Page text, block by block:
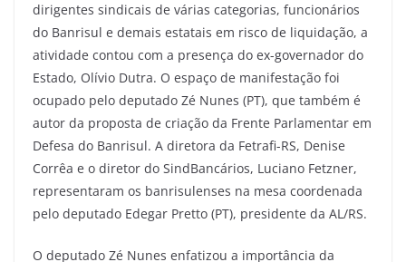
dirigentes sindicais de várias categorias, funcionários
do Banrisul e demais estatais em risco de liquidação, a
atividade contou com a presença do ex-governador do
Estado, Olívio Dutra. O espaço de manifestação foi
ocupado pelo deputado Zé Nunes (PT), que também é
autor da proposta de criação da Frente Parlamentar em
Defesa do Banrisul. A diretora da Fetrafi-RS, Denise
Corrêa e o diretor do SindBancários, Luciano Fetzner,
representaram os banrisulenses na mesa coordenada
pelo deputado Edegar Pretto (PT), presidente da AL/RS.
O deputado Zé Nunes enfatizou a importância da